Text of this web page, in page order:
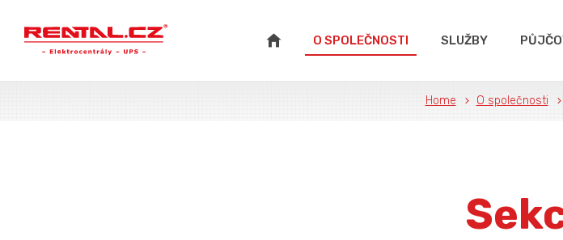
O SPOLEČNOSTI SLUŽBY
Home O společnosti